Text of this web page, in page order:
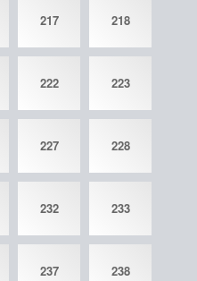
217 218
222 223
227 228
232 233
237 238